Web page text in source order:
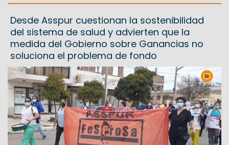
Desde Asspur cuestionan la sostenibilidad
del sistema de salud y advierten que la
medida del Gobierno sobre Ganancias no
soluciona el problema de fondo